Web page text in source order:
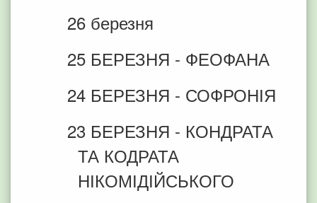
26 березня
25 БЕРЕЗНЯ - ФЕОФАНА
24 БЕРЕЗНЯ - СОФРОНІЯ
23 БЕРЕЗНЯ - КОНДРАТА
ТА КОДРАТА
НІКОМІДІЙСЬКОГО